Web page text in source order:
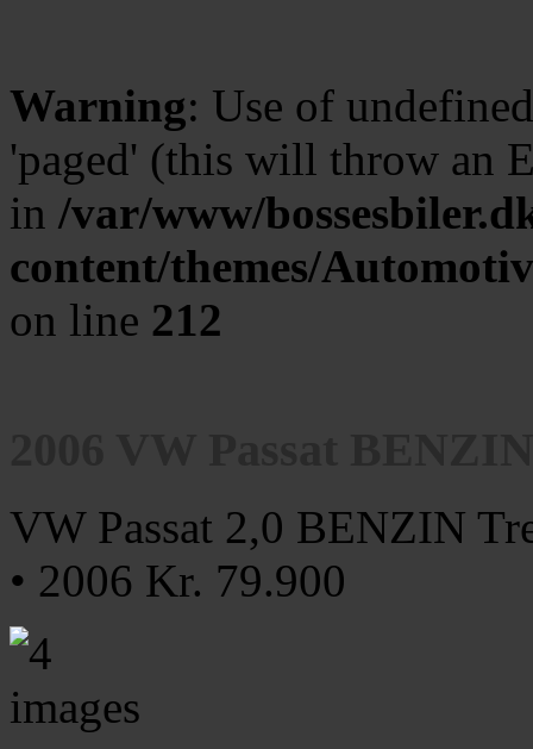
Warning: Use of
'paged' (this will throw an
in /var/www/
content/themes/
on line 212
VW Passat 2,0 BENZIN
• 2006 Kr. 79.900